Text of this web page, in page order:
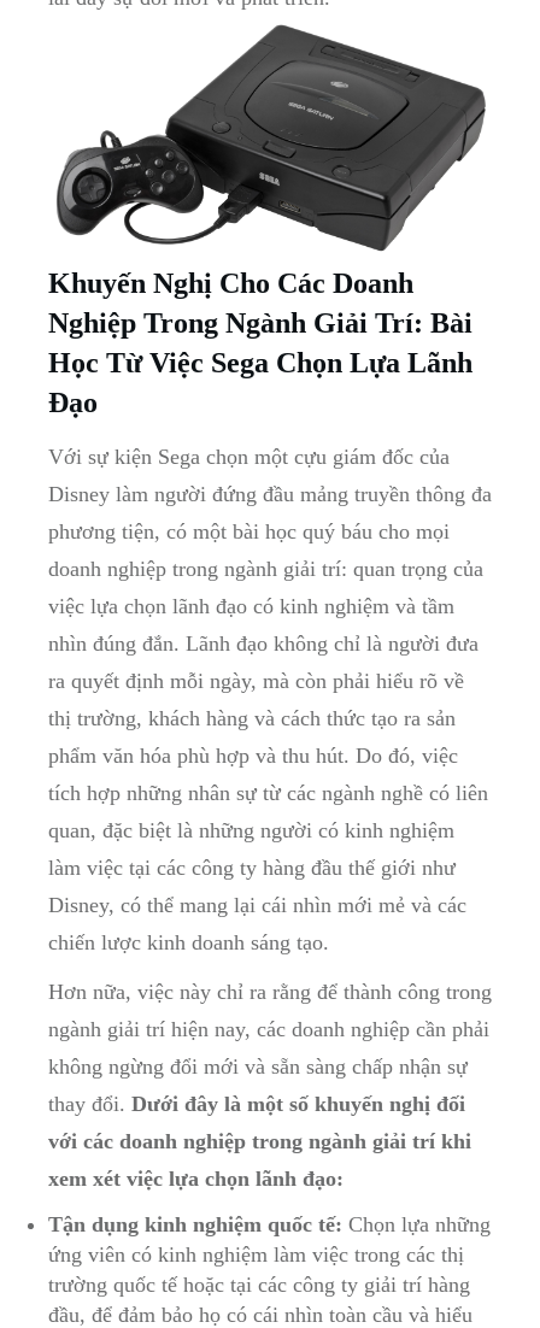
Khuyến Nghị ⁣Cho Các Doanh
Nghiệp Trong⁢ Ngành⁤ Giải Trí: Bài
Học Từ Việc Sega Chọn Lựa ⁣Lãnh
Đạo
Với‌ sự kiện Sega‌ chọn một cựu giám đốc của
Disney làm người đứng đầu mảng truyền thông đa‍
phương tiện, có ⁢một bài‍ học ⁣quý​ báu cho mọi⁤
doanh nghiệp trong⁢ ngành giải ‍trí: quan trọng của
việc lựa ​chọn lãnh đạo có kinh nghiệm và‌ tầm
nhìn đúng đắn. Lãnh‌ đạo không chỉ là người​ đưa
⁢ra quyết định ⁤mỗi ngày,⁢ mà còn phải⁣ hiểu rõ ​về
thị trường, khách hàng và cách thức‌ tạo ra sản
phẩm‍ văn ‍hóa phù‍ hợp và thu hút. Do đó, ⁢việc
tích⁣ hợp ‌những nhân sự từ các ngành nghề ‌có‍ liên
quan, đặc biệt là những người có kinh nghiệm‌
làm việc tại các ​công ty hàng đầu thế giới như
Disney,‌ có thể mang lại cái nhìn mới mẻ và các
chiến lược kinh ​doanh sáng tạo.
Hơn nữa, việc này ‍chỉ ra rằng để⁣ thành công trong
⁢ngành giải trí hiện⁣ nay, các doanh ‍nghiệp cần ⁣phải
​không ngừng đổi mới ⁢và sẵn ‍sàng chấp nhận sự
thay đổi. Dưới ‌đây là một số khuyến nghị đối
với các⁣ doanh‌ nghiệp ‍trong ngành giải trí ⁤khi
xem⁤ xét ‍việc lựa chọn lãnh đạo:
Tận dụng kinh nghiệm quốc‍ tế: Chọn lựa những
ứng viên có kinh nghiệm ⁤làm việc trong các ⁢thị
trường quốc tế hoặc tại⁣ các công ty giải trí hàng‍
đầu, để đảm bảo‍ họ có cái‍ nhìn toàn cầu và ‍hiểu